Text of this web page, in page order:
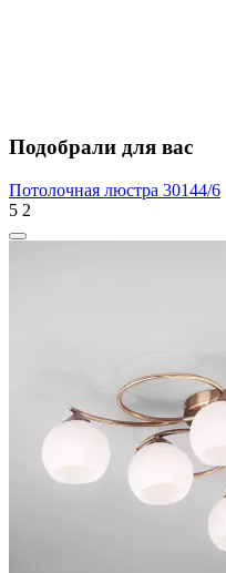
Подобрали для вас
Потолочная люстра 30144/6
5 2